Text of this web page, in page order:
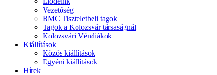
Vezetőség
BMC Tiszteletbeli tagok
Tagok a Kolozsvár társaságnál
Kolozsvári Véndiákok
Kiállítások
Közös kiállítások
Egyéni kiállítások
Hírek